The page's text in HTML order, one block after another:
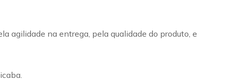
agilidade na entrega, pela qualidade do produto, e